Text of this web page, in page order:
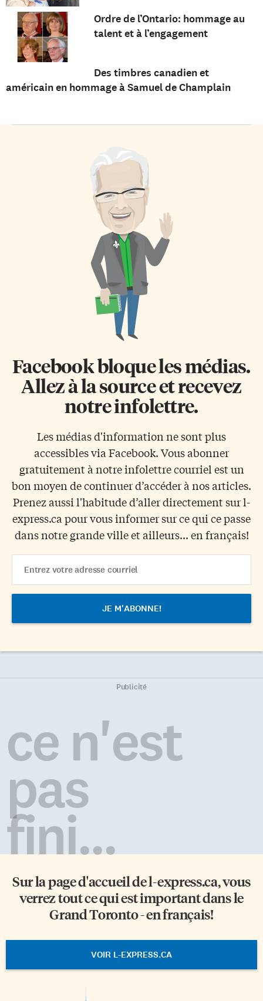
Ordre de l’Ontario: hommage au
talent et à l’engagement
Des timbres canadien et
américain en hommage à Samuel de Champlain
Facebook bloque les médias.
Allez à la source et recevez
notre infolettre.
Les médias d'information ne sont plus
accessibles via Facebook. Vous abonner
gratuitement à notre infolettre courriel est un
bon moyen de continuer d’accéder à nos articles.
Prenez aussi l'habitude d’aller directement sur l-
express.ca pour vous informer sur ce qui ce passe
dans notre grande ville et ailleurs... en français!
Address
Publicité
ce n'est
pas
fini...
Sur la page d'accueil del-express.ca, vous
verrez tout ce qui est important dans le
Grand Toronto - en français!
VOIR L-EXPRESS.CA